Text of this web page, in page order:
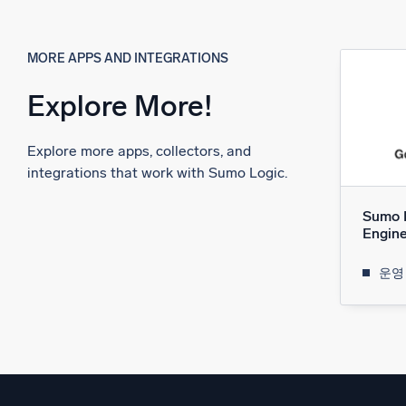
MORE APPS AND INTEGRATIONS
Explore More!
Explore more apps, collectors, and
integrations that work with Sumo Logic.
Sumo
운영